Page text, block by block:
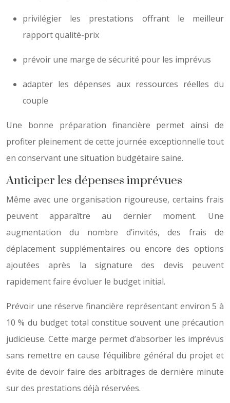
privilégier les prestations offrant le meilleur
rapport qualité-prix
prévoir une marge de sécurité pour les imprévus
adapter les dépenses aux ressources réelles du
couple
Une bonne préparation financière permet ainsi de
profiter pleinement de cette journée exceptionnelle tout
en conservant une situation budgétaire saine.
Anticiper les dépenses imprévues
Même avec une organisation rigoureuse, certains frais
peuvent apparaître au dernier moment. Une
augmentation du nombre d’invités, des frais de
déplacement supplémentaires ou encore des options
ajoutées après la signature des devis peuvent
rapidement faire évoluer le budget initial.
Prévoir une réserve financière représentant environ 5 à
10 % du budget total constitue souvent une précaution
judicieuse. Cette marge permet d’absorber les imprévus
sans remettre en cause l’équilibre général du projet et
évite de devoir faire des arbitrages de dernière minute
sur des prestations déjà réservées.